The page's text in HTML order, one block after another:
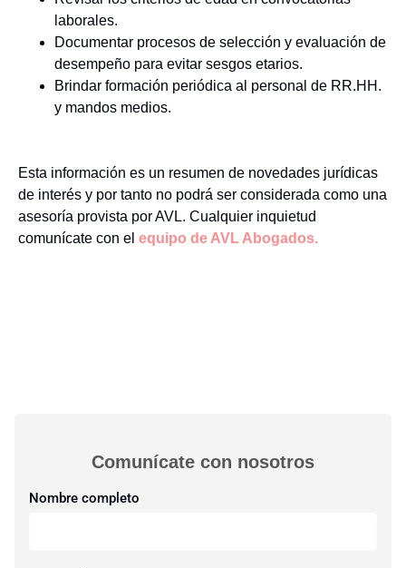
laborales.
Documentar procesos de selección y evaluación de
desempeño para evitar sesgos etarios.
Brindar formación periódica al personal de RR.HH.
y mandos medios.
Esta información es un resumen de novedades jurídicas
de interés y por tanto no podrá ser considerada como una
asesoría provista por AVL. Cualquier inquietud
comunícate con el equipo de AVL Abogados.
Comunícate con nosotros​
Nombre completo